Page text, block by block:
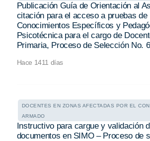
Publicación Guía de Orientación al
citación para el acceso a pruebas de
Conocimientos Específicos y
Psicotécnica para el cargo de
Primaria, Proceso de Selección No.
Hace 1411 días
DOCENTES EN ZONAS AFECTADAS POR EL
ARMADO
Instructivo para cargue y validación
documentos en SIMO – Proceso de